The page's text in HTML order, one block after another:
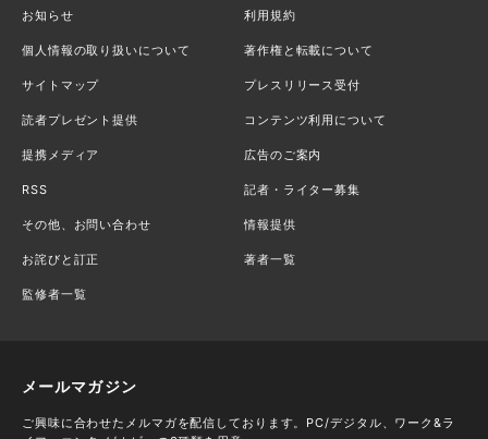
お知らせ 利用規約
個人情報の取り扱いについて 著作権と転載について
サイトマップ プレスリリース受付
読者プレゼント提供 コンテンツ利用について
提携メディア 広告のご案内
RSS 記者・ライター募集
その他、お問い合わせ 情報提供
お詫びと訂正 著者一覧
監修者一覧
メールマガジン
ご興味に合わせたメルマガを配信しております。PC/デジタル、ワーク&ラ